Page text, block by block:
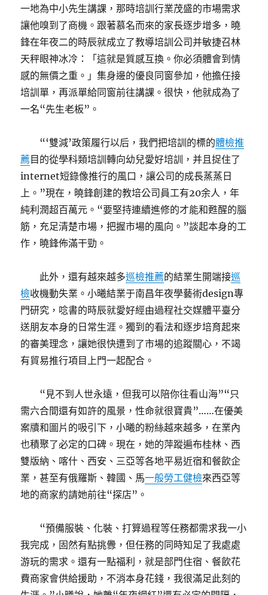
一地為中小先生講課，那時培訓行業茂盛的市場需求
讓他嗅到了商機。跟著慕名而來的家長逐步增多，曉
鋒在年夜二的時辰就成立了教導培訓公司并敏捷召林
天秤眼神冰冷：「這就是質感互換。你必須體會到情
感的無價之重。」集身邊的優良同窗參加，他擔任接
培訓單，再派單給同窗前往講課。很快，他就成為了
一名“先生老板”。
“‘雙減’政策履行以后，我們把培訓的標的體檢推
薦 目的從學科類培訓轉向幼兒愛好培訓，并且捉住了
internet短錄像推行的風口，讓公司的成長蒸蒸日
上。”現在，曉鋒創建的教培公司員工有20余人，年
純利潤超百萬元。“要堅持連續進修的才能和甦醒的腦
筋，充足清楚市場，把握市場的風向。”談起本身的工
作，曉鋒佈滿干勁。
此外，還有越來越多巡檢推薦的結業生開端接巡
檢收機動失業。小曦結業于南昌年夜學藝術design專
門研究，唸書的時辰就愛好經由過程社交媒體平臺分
送朋友本身的日常生涯。獨到的看法和逐步培育起來
的審美理念，讓她很快遭到了市場的追蹤關心，不竭
有貿易推行項目上門一起配合。
“見不到人世永遠，但我可以陪你往看山海”“只
需六合間還有如許的風景，性命就很寶貴”……在優美
案牘和圖片的吸引下，小曦的粉絲越來越多，在業內
也積聚了必定的口碑。現在，她的萍蹤遍布桂林、西
雙版納、喀什、西安、三亞等各地平易近宿和餐飲企
業，甚至有俄羅斯、韓國、馬一般勞工健檢來西亞等
地的商家約請她前往“探店”。
“預備服裝、化裝、打算過程等任務都需求我一小
我完成，固然有點挑釁，但任務的同時知足了我處處
游玩的需求。還有一點福利，就是部門住宿、餐飲花
費商家會供給援助，不消本身花錢，我很滿足此刻的